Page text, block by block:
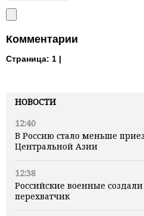
НОВОСТИ
12:40
В Россию стало меньше
Центральной Азии
12:38
Российские военные
перехватчик
Комментарии
Страница: 1 |